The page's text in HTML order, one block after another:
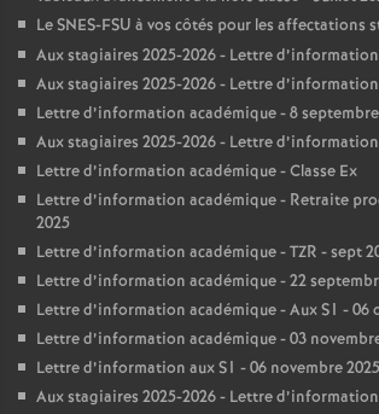
Le SNES-FSU à vos côtés pour les affectations
Aux stagiaires 2025-2026 - Lettre
Aux stagiaires 2025-2026 - Lettre
Lettre d’information académique - 8
Aux stagiaires 2025-2026 - Lettre
Lettre d’information académique - Classe Ex
Lettre d’information académique - Retraite
2025
Lettre d’information académique - TZR - sept
Lettre d’information académique - 22
Lettre d’information académique - Aux S1 - 06
Lettre d’information académique - 03
Lettre d’information aux S1 - 06 novembre 2025
Aux stagiaires 2025-2026 - Lettre